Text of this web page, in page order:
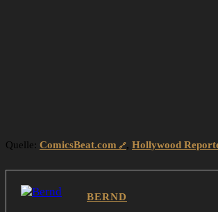
Quelle: ComicsBeat.com , Hollywood
BERND